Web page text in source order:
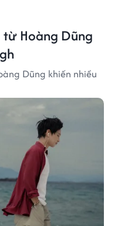
Hoàng Dũng
Dũng khiến nhiều